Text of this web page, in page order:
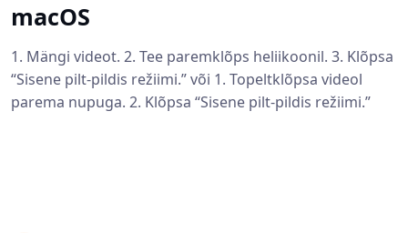
macOS
1. Mängi videot. 2. Tee paremklõps heliikoonil. 3. Klõpsa
“Sisene pilt-pildis režiimi.” või 1. Topeltklõpsa videol
parema nupuga. 2. Klõpsa “Sisene pilt-pildis režiimi.”